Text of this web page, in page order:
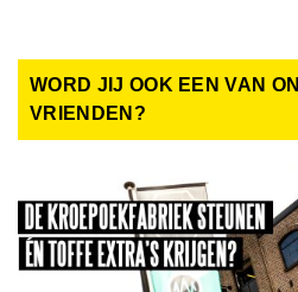
WORD JIJ OOK EEN VAN
VRIENDEN?